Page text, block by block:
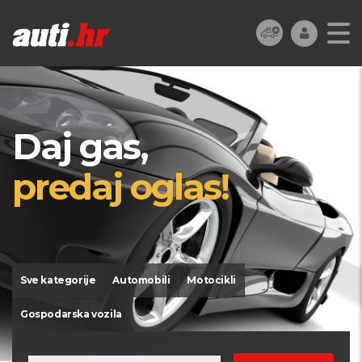
Daj gas,
predaj oglas!
Sve kategorije Automobili Motocikli
Gospodarska vozila